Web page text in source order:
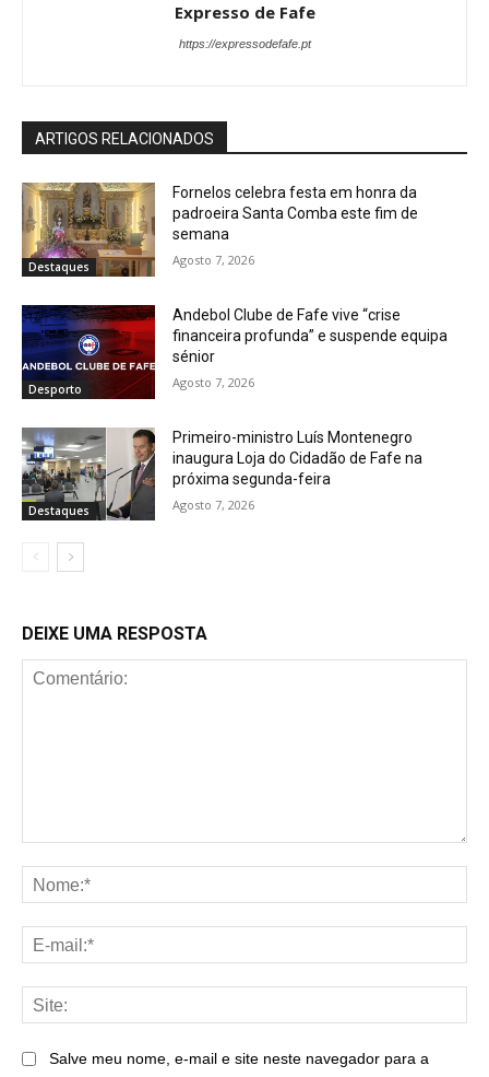
Expresso de Fafe
https://expressodefafe.pt
ARTIGOS RELACIONADOS
Destaques
Fornelos celebra festa em honra da
padroeira Santa Comba este fim de
semana
Agosto 7, 2026
Desporto
Andebol Clube de Fafe vive “crise
financeira profunda” e suspende equipa
sénior
Agosto 7, 2026
Destaques
Primeiro-ministro Luís Montenegro
inaugura Loja do Cidadão de Fafe na
próxima segunda-feira
Agosto 7, 2026
DEIXE UMA RESPOSTA
Salve meu nome, e-mail e site neste navegador para a